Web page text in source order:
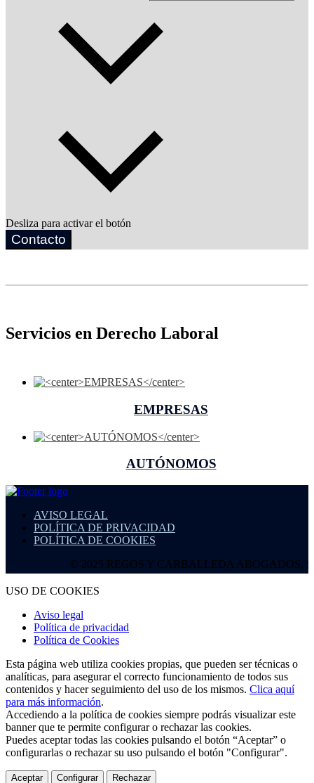
Desliza para activar el botón
Contacto
Servicios en Derecho Laboral
EMPRESAS
AUTÓNOMOS
AVISO LEGAL
POLÍTICA DE PRIVACIDAD
POLÍTICA DE COOKIES
© 2025 REGOS Y CARBALLEDA ABOGADOS, S.L.P.
USO DE COOKIES
Aviso legal
Política de privacidad
Política de Cookies
Esta página web utiliza cookies propias, que pueden ser técnicas o
analíticas, para asegurar el correcto funcionamiento de todos sus
contenidos y hacer seguimiento del uso de los mismos. Clica aquí
para más información.
Accediendo a la política de cookies siempre podrás visualizar este
banner que te permite configurar o rechazar las cookies.
Puedes aceptar todas las cookies pulsando el botón “Aceptar” o
configurarlas o rechazar su uso pulsando el botón "Configurar".
Aceptar Configurar Rechazar